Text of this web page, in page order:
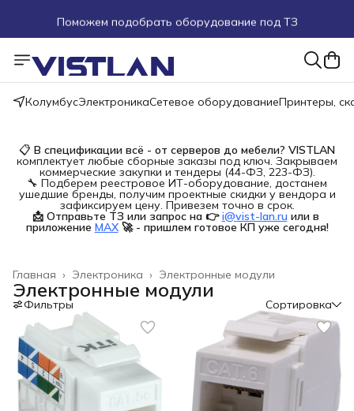
Поможем подобрать оборудование под ТЗ
Пуско-наладочные работы
Пришлите запрос на e-mail или в чат
КолумбусЭлектроникаСетевое оборудованиеПринтеры,
📋 В спецификации всё - от серверов до мебели? VISTLAN
комплектует любые сборные заказы под ключ. Закрываем
коммерческие закупки и тендеры (44-ФЗ, 223-ФЗ).
🔧 Подберем реестровое ИТ-оборудование, достанем
ушедшие бренды, получим проектные скидки у вендора и
зафиксируем цену. Привезем точно в срок.
📩 Отправьте ТЗ или запрос на 👉 i@vist-lan.ru или в
приложение MAX 🚀 - пришлем готовое КП уже сегодня!
Электронные модули
Электроника ›
Главная ›
Электронные модули
Фильтры Сортировка